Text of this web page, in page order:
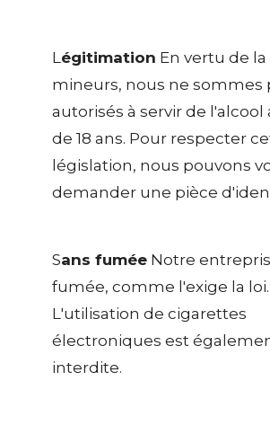
Légitimation En vertu de la
mineurs, nous ne sommes
autorisés à servir de l'alcool
de 18 ans. Pour respecter
législation, nous pouvons
demander une pièce
Sans fumée Notre
fumée, comme l'exige la loi.
L'utilisation de cigarettes
électroniques est
interdite.